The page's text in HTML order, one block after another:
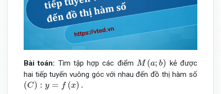
Bài toán: Tìm tập hợp các điểm M (a; b)
M(a )
kẻ được
hai tiếp tuyến vuông góc với nhau đến đồ thị hàm số
(C) : y = f (x) .
(C): = x)